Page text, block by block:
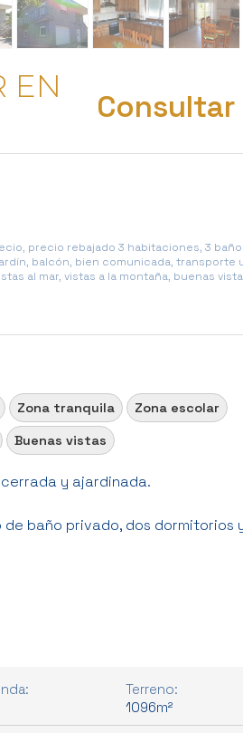
EN
precio, precio rebajado 3 habitaciones, 3
balcón, bien comunicada, transporte
al mar, vistas a la montaña, buenas
Zona tranquila
Zona escolar
Buenas vistas
y ajardinada.
baño privado, dos dormitorios
Terreno:
1096m²